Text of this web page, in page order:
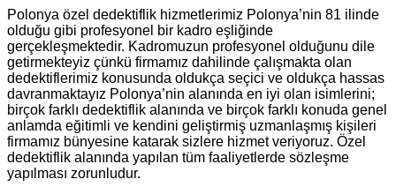
Polonya özel dedektiflik hizmetlerimiz Polonya’nin 81 ilinde
olduğu gibi profesyonel bir kadro eşliğinde
gerçekleşmektedir. Kadromuzun profesyonel olduğunu dile
getirmekteyiz çünkü firmamız dahilinde çalışmakta olan
dedektiflerimiz konusunda oldukça seçici ve oldukça hassas
davranmaktayız Polonya’nin alanında en iyi olan isimlerini;
birçok farklı dedektiflik alanında ve birçok farklı konuda genel
anlamda eğitimli ve kendini geliştirmiş uzmanlaşmış kişileri
firmamız bünyesine katarak sizlere hizmet veriyoruz. Özel
dedektiflik alanında yapılan tüm faaliyetlerde sözleşme
yapılması zorunludur.